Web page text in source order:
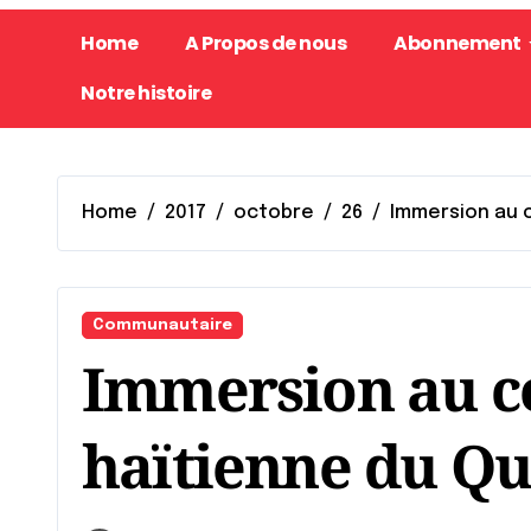
Home A Propos de nous
Abonnement
Notre histoire
Home 2017 octobre 26 Immersion
Communautaire
Immersion au
haïtienne du